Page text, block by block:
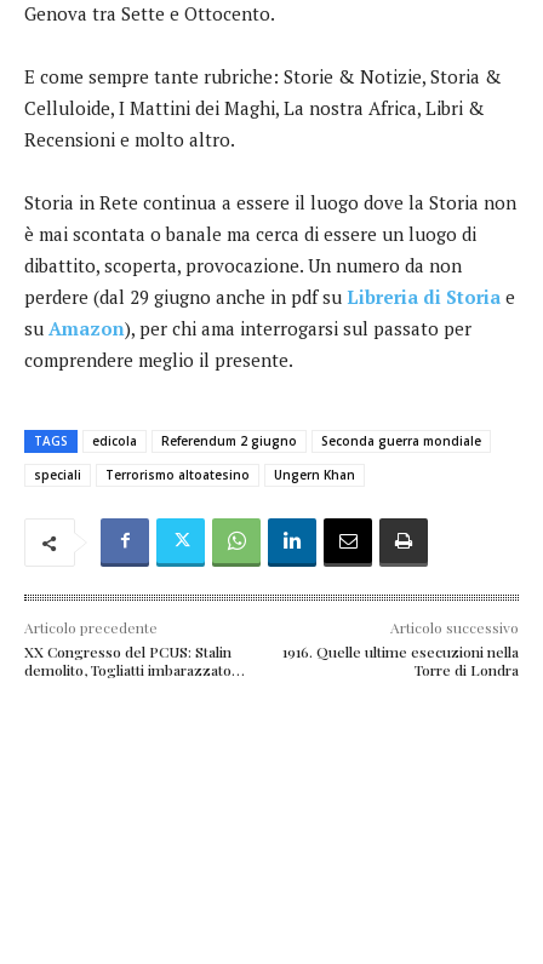
Genova tra Sette e Ottocento.
E come sempre tante rubriche: Storie & Notizie, Storia &
Celluloide, I Mattini dei Maghi, La nostra Africa, Libri &
Recensioni e molto altro.
Storia in Rete continua a essere il luogo dove la Storia non
è mai scontata o banale ma cerca di essere un luogo di
dibattito, scoperta, provocazione. Un numero da non
perdere (dal 29 giugno anche in pdf su Libreria di Storia e
su Amazon), per chi ama interrogarsi sul passato per
comprendere meglio il presente.
TAGS edicola Referendum 2 giugno
Seconda guerra mondiale
speciali
Terrorismo altoatesino Ungern Khan
Articolo precedente
XX Congresso del PCUS: Stalin
demolito, Togliatti imbarazzato…
Articolo successivo
1916. Quelle ultime esecuzioni nella
Torre di Londra